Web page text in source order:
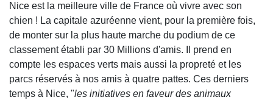
Nice est la meilleure ville de France où vivre avec son
chien ! La capitale azuréenne vient, pour la première fois,
de monter sur la plus haute marche du podium de ce
classement établi par 30 Millions d'amis. Il prend en
compte les espaces verts mais aussi la propreté et les
parcs réservés à nos amis à quatre pattes. Ces derniers
temps à Nice, "les initiatives en faveur des animaux